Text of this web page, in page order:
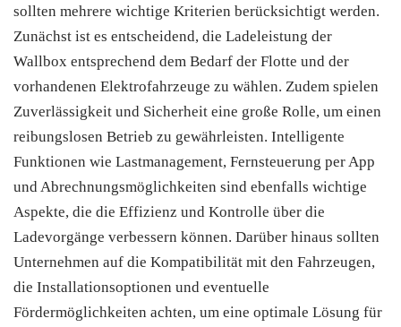
sollten mehrere wichtige Kriterien berücksichtigt werden.
Zunächst ist es entscheidend, die Ladeleistung der
Wallbox entsprechend dem Bedarf der Flotte und der
vorhandenen Elektrofahrzeuge zu wählen. Zudem spielen
Zuverlässigkeit und Sicherheit eine große Rolle, um einen
reibungslosen Betrieb zu gewährleisten. Intelligente
Funktionen wie Lastmanagement, Fernsteuerung per App
und Abrechnungsmöglichkeiten sind ebenfalls wichtige
Aspekte, die die Effizienz und Kontrolle über die
Ladevorgänge verbessern können. Darüber hinaus sollten
Unternehmen auf die Kompatibilität mit den Fahrzeugen,
die Installationsoptionen und eventuelle
Fördermöglichkeiten achten, um eine optimale Lösung für